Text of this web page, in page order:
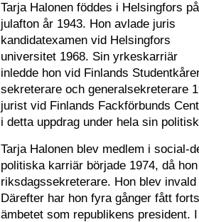
Tarja Halonen föddes i Helsingfors på
julafton år 1943. Hon avlade juris
kandidatexamen vid Helsingfors
universitet 1968. Sin yrkeskarriär
inledde hon vid Finlands
sekreterare och generalsekreterare
jurist vid Finlands Fackförbunds
i detta uppdrag under hela sin
Tarja Halonen blev medlem i social-
politiska karriär började 1974, då
riksdagssekreterare. Hon blev
Därefter har hon fyra gånger fått
ämbetet som republikens president.